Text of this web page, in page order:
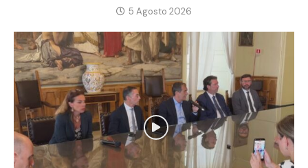
5 Agosto 2026